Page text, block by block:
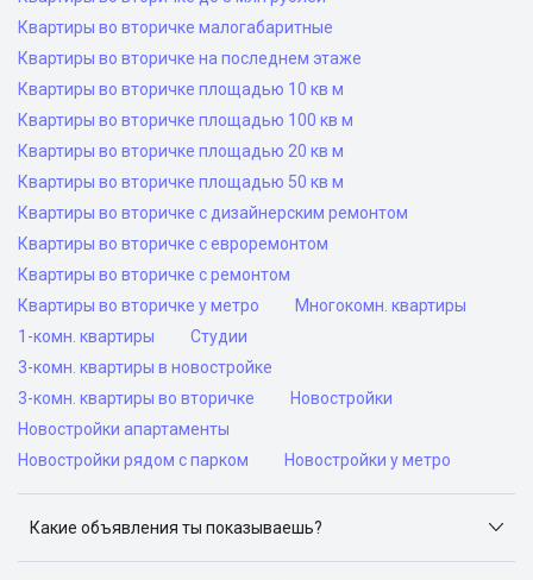
Квартиры во вторичке малогабаритные
Квартиры во вторичке на последнем этаже
Квартиры во вторичке площадью 10 кв м
Квартиры во вторичке площадью 100 кв м
Квартиры во вторичке площадью 20 кв м
Квартиры во вторичке площадью 50 кв м
Квартиры во вторичке с дизайнерским ремонтом
Квартиры во вторичке с евроремонтом
Квартиры во вторичке с ремонтом
Квартиры во вторичке у метро
Многокомн. квартиры
1-комн. квартиры
Студии
3-комн. квартиры в новостройке
3-комн. квартиры во вторичке
Новостройки
Новостройки апартаменты
Новостройки рядом с парком
Новостройки у метро
Какие объявления ты показываешь?